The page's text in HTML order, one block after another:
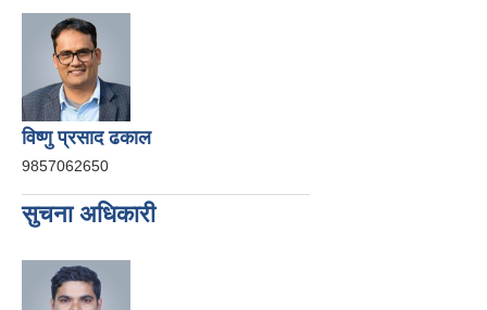
विष्णु प्रसाद ढकाल
9857062650
सुचना अधिकारी